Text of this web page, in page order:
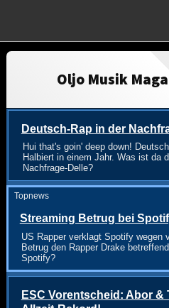
Oljo Musik
Deutsch-Rap in der
Hui that's goin' deep down!
Halbiert in einem Jahr. Was ist da
Nachfrage-Delle?
Topnews
Streaming Betrug bei
US Rapper verklagt Spotify wegen
Betrug den Rapper Drake
Spotify?
ESC Vorentscheid: Abor